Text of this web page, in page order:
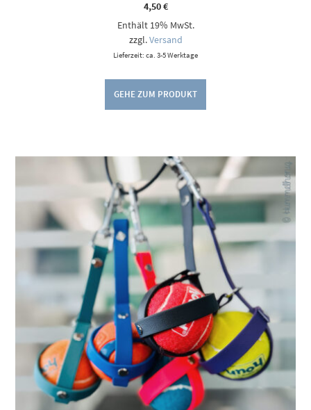
4,50€
Enthält 19% MwSt.
zzgl.Versand
Lieferzeit: ca. 3-5 Werktage
GEHE ZUM PRODUKT